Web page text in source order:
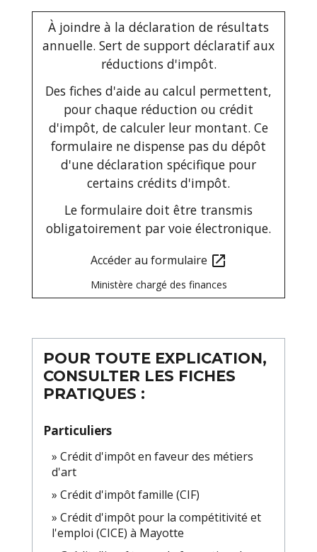
À joindre à la déclaration de résultats
annuelle. Sert de support déclaratif aux
réductions d'impôt.
Des fiches d'aide au calcul permettent,
pour chaque réduction ou crédit
d'impôt, de calculer leur montant. Ce
formulaire ne dispense pas du dépôt
d'une déclaration spécifique pour
certains crédits d'impôt.
Le formulaire doit être transmis
obligatoirement par voie électronique.
Accéder au formulaire open_in_new
Ministère chargé des finances
POUR TOUTE EXPLICATION,
CONSULTER LES FICHES
PRATIQUES :
Particuliers
Crédit d'impôt en faveur des métiers
d'art
Crédit d'impôt famille (CIF)
Crédit d'impôt pour la compétitivité et
l'emploi (CICE) à Mayotte